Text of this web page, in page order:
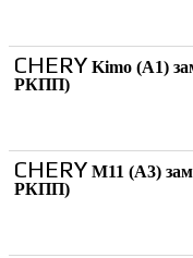
CHERY Kimo (A1)
РКПП)
CHERY M11 (A3)
РКПП)